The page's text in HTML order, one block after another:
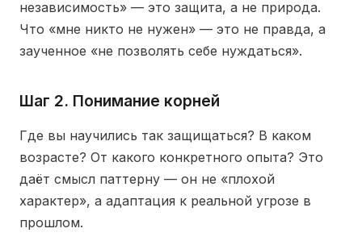
независимость» — это защита, а не природа.
Что «мне никто не нужен» — это не правда, а
заученное «не позволять себе нуждаться».
Шаг 2. Понимание корней
Где вы научились так защищаться? В каком
возрасте? От какого конкретного опыта? Это
даёт смысл паттерну — он не «плохой
характер», а адаптация к реальной угрозе в
прошлом.